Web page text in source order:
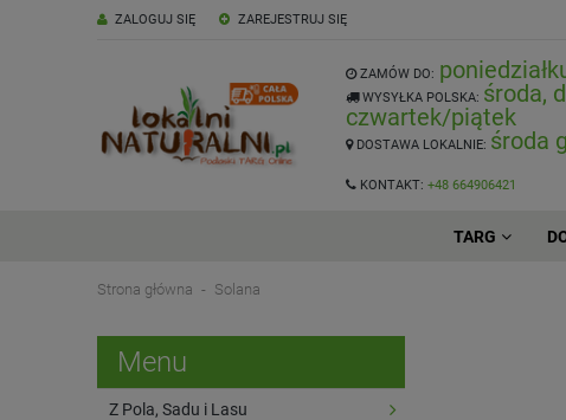
ZAREJESTRUJ SIĘ
ZALOGUJ SIĘ
ZAMÓW DO:
WYSYŁKA POLSKA: środa,
czwartek/piątek
DOSTAWA LOKALNIE: środa
KONTAKT: +48 664906421
TARG
Strona główna Solana
Menu
Z Pola, Sadu i Lasu